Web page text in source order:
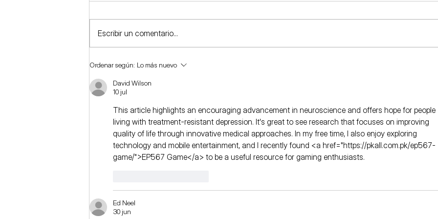
¿Es segura la Estimulación
Magnética Transcraneal?
el
Escribir un comentario...
Ordenar según: Lo más nuevo
David Wilson
10 jul
This article highlights an encouraging advancement in neuroscience and offers hope for people
living with treatment-resistant depression. It's great to see research that focuses on improving
quality of life through innovative medical approaches. In my free time, I also enjoy exploring
technology and mobile entertainment, and I recently found <a href="https://pkall.com.pk/ep567-
game/">EP567 Game</a> to be a useful resource for gaming enthusiasts.
Ed Neel
30 jun